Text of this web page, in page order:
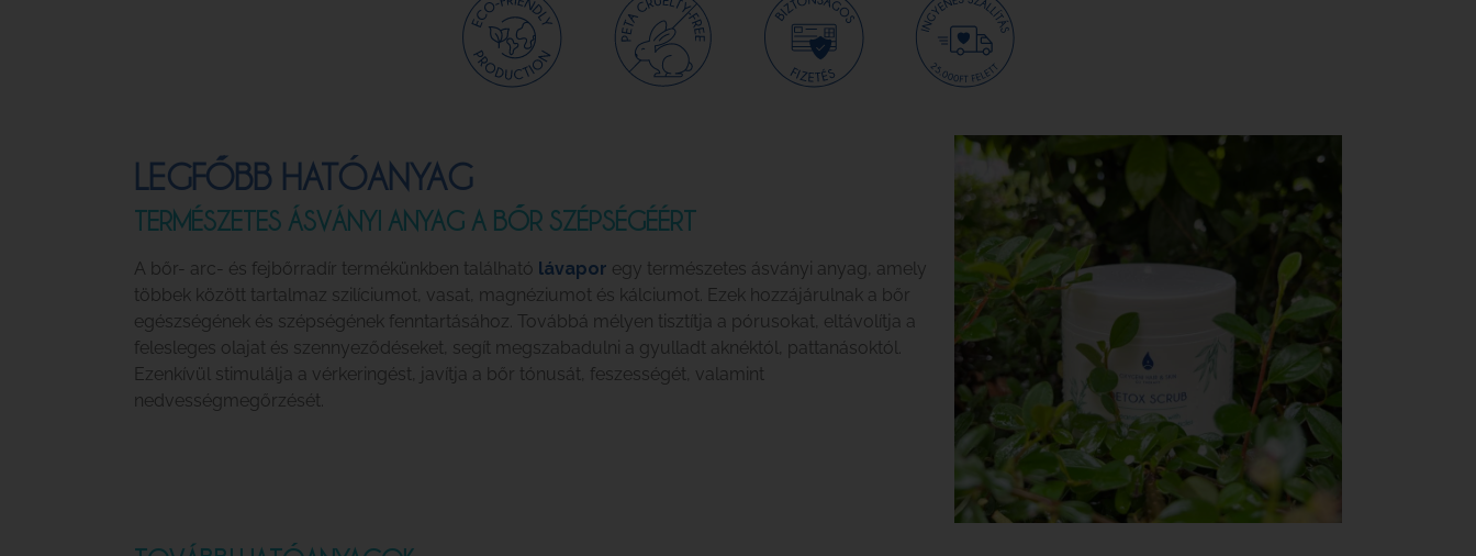
LEGFŐBB HATÓANYAG
TERMÉSZETES ÁSVÁNYI ANYAG A BŐR SZÉPSÉGÉÉRT
A bőr- arc- és fejbőrradír termékünkben található lávapor egy természetes ásványi anyag, amely
többek között tartalmaz szilíciumot, vasat, magnéziumot és kálciumot. Ezek hozzájárulnak a bőr
egészségének és szépségének fenntartásához. Továbbá mélyen tisztítja a pórusokat, eltávolítja a
felesleges olajat és szennyeződéseket, segít megszabadulni a gyulladt aknéktól, pattanásoktól.
Ezenkívül stimulálja a vérkeringést, javítja a bőr tónusát, feszességét, valamint
nedvességmegőrzését.